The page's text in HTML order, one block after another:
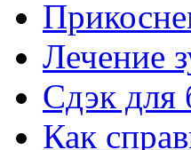
Лечение
Сдэк для
Как